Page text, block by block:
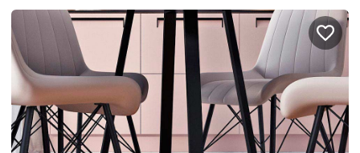
Отзывы
Москва и МО
Санкт-Петербург
Казань
Нижний Новгород